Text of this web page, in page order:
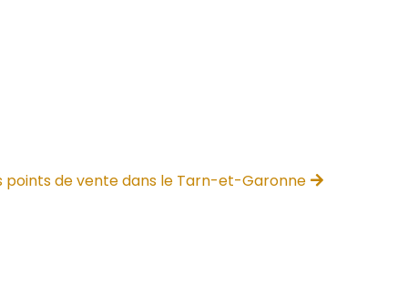
points de vente dans le Tarn-et-Garonne